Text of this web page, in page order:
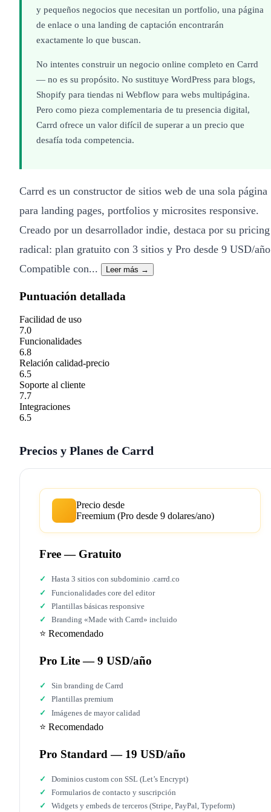
y pequeños negocios que necesitan un portfolio, una página
de enlace o una landing de captación encontrarán
exactamente lo que buscan.
No intentes construir un negocio online completo en Carrd
— no es su propósito. No sustituye WordPress para blogs,
Shopify para tiendas ni Webflow para webs multipágina.
Pero como pieza complementaria de tu presencia digital,
Carrd ofrece un valor difícil de superar a un precio que
desafía toda competencia.
Carrd es un constructor de sitios web de una sola página
para landing pages, portfolios y microsites responsive.
Creado por un desarrollador indie, destaca por su pricing
radical: plan gratuito con 3 sitios y Pro desde 9 USD/
Compatible con...
Leer más →
Puntuación detallada
Facilidad de uso
7.0
Funcionalidades
6.8
Relación calidad-precio
6.5
Soporte al cliente
7.7
Integraciones
6.5
Precios y Planes de Carrd
Precio desde
Freemium (Pro desde 9 dolares/ano)
Free — Gratuito
Hasta 3 sitios con subdominio .carrd.co
Funcionalidades core del editor
Plantillas básicas responsive
Branding «Made with Carrd» incluido
⭐ Recomendado
Pro Lite — 9 USD/año
Sin branding de Carrd
Plantillas premium
Imágenes de mayor calidad
⭐ Recomendado
Pro Standard — 19 USD/año
Dominios custom con SSL (Let’s Encrypt)
Formularios de contacto y suscripción
Widgets y embeds de terceros (Stripe, PayPal, Typeform)